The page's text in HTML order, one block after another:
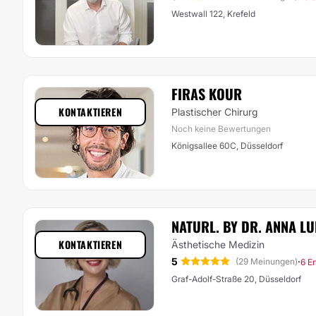
Westwall 122, Krefeld
FIRAS KOUR
Plastischer Chirurg
Noch keine Bewertungen
Königsallee 60C, Düsseldorf
KONTAKTIEREN
NATURL. BY DR. ANNA
Ästhetische Medizin
5
(29 Meinungen)·6
Graf-Adolf-Straße 20, Düsseldorf
KONTAKTIEREN